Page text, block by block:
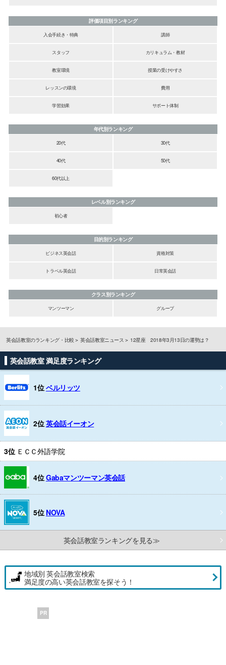
評価項目別ランキング
入会手続き・特典
講師
スタッフ カリキュラム・教材
教室環境 授業の受けやすさ
レッスンの環境 費用
学習効果 サポート体制
年代別ランキング
20代
30代
40代 50代
60代以上
レベル別ランキング
初心者
目的別ランキング
ビジネス英会話
資格対策
トラベル英会話 日常英会話
クラス別ランキング
マンツーマン
グループ
英会話教室のランキング・比較 英会話教室ニュース 12星座 2018年3月13日の運勢は？
英会話教室 満足度ランキング
1位ベルリッツ
2位英会話イーオン
3位 ＥＣＣ外語学院
4位Gabaマンツーマン英会話
5位 NOVA
英会話教室ランキングを見る≫
地域別 英会話教室検索
満足度の高い英会話教室を探そう！
PR